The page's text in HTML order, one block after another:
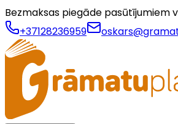
Bezmaksas piegāde pasūtījumiem
+37128236959